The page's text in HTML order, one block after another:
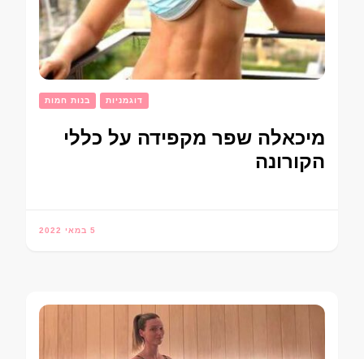
בנות חמות דוגמניות
מיכאלה שפר מקפידה על כללי
הקורונה
5 במאי 2022